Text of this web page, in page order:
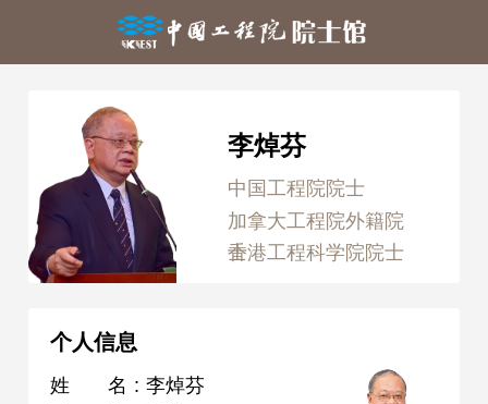
李焯芬
中国工程院院士
加拿大工程院外籍院
士
香港工程科学院院士
个人信息
姓名 : 李焯芬